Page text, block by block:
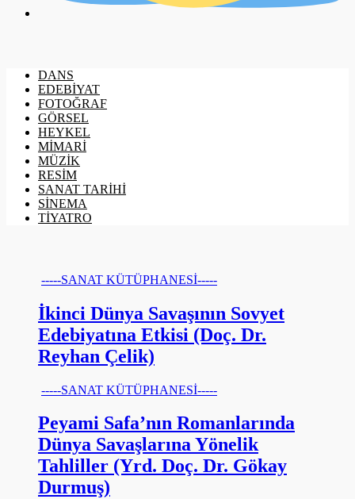
DANS
EDEBİYAT
FOTOĞRAF
GÖRSEL
HEYKEL
MİMARİ
MÜZİK
RESİM
SANAT TARİHİ
SİNEMA
TİYATRO
-----SANAT KÜTÜPHANESİ-----
İkinci Dünya Savaşının Sovyet
Edebiyatına Etkisi (Doç. Dr.
Reyhan Çelik)
-----SANAT KÜTÜPHANESİ-----
Peyami Safa’nın Romanlarında
Dünya Savaşlarına Yönelik
Tahliller (Yrd. Doç. Dr. Gökay
Durmuş)